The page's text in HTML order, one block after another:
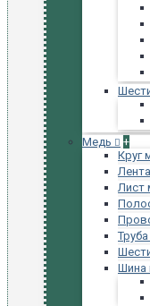
Медь
+
Круг
Лист
Шина